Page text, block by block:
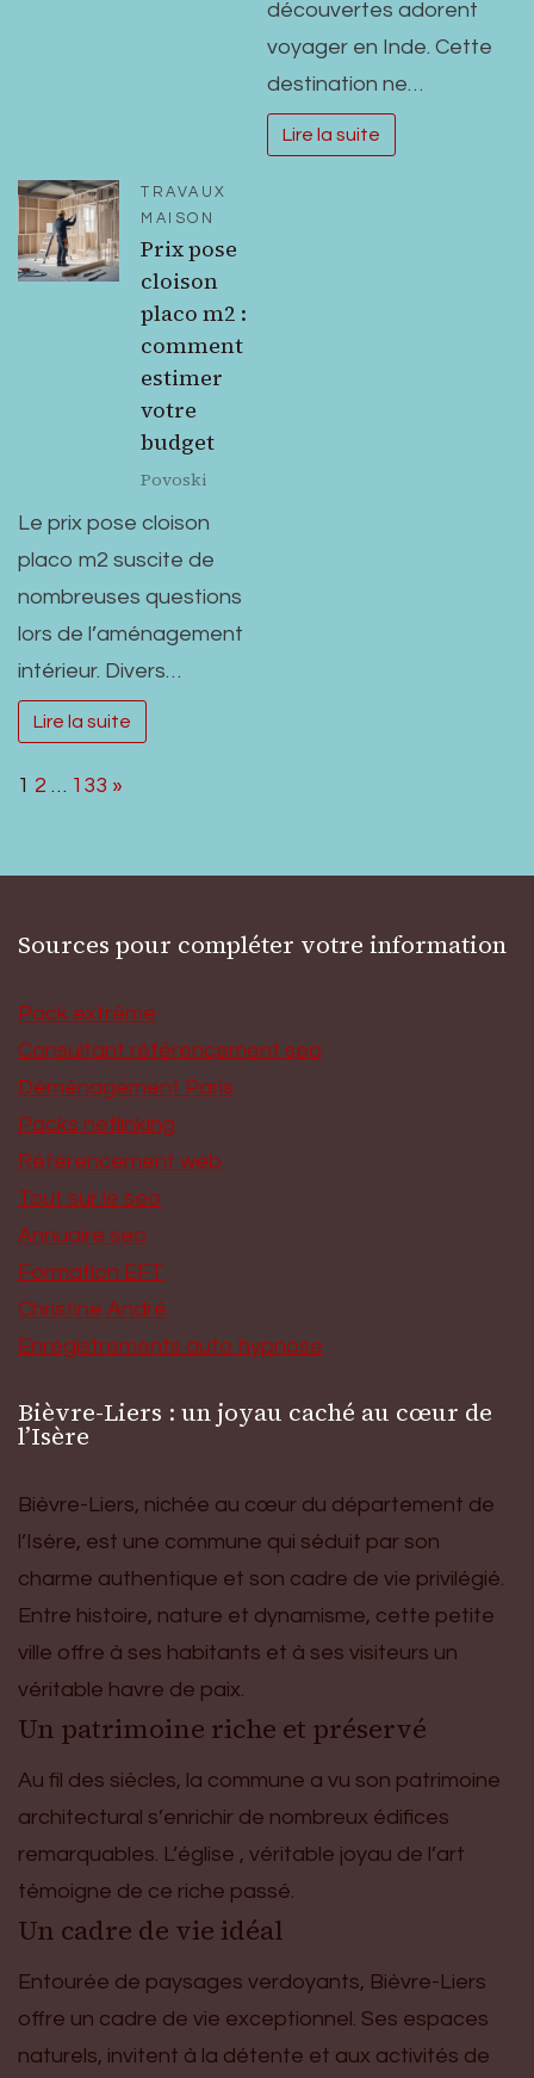
découvertes adorent
voyager en Inde. Cette
destination ne…
Lire la suite
TRAVAUX
MAISON
Prix pose
cloison
placo m2 :
comment
estimer
votre
budget
Povoski
Le prix pose cloison
placo m2 suscite de
nombreuses questions
lors de l’aménagement
intérieur. Divers…
Lire la suite
Page:
1 2 … 133 Next
»
Sources pour compléter votre information
Pack extrême
Consultant référencement seo
Déménagement Paris
Packs netlinking
Référencement web
Tout sur le seo
Annuaire seo
Formation EFT
Christine André
Enregistrements auto hypnose
Bièvre-Liers : un joyau caché au cœur de
l’Isère
Bièvre-Liers, nichée au cœur du département de
l’Isère, est une commune qui séduit par son
charme authentique et son cadre de vie privilégié.
Entre histoire, nature et dynamisme, cette petite
ville offre à ses habitants et à ses visiteurs un
véritable havre de paix.
Un patrimoine riche et préservé
Au fil des siècles, la commune a vu son patrimoine
architectural s’enrichir de nombreux édifices
remarquables. L’église , véritable joyau de l’art
témoigne de ce riche passé.
Un cadre de vie idéal
Entourée de paysages verdoyants, Bièvre-Liers
offre un cadre de vie exceptionnel. Ses espaces
naturels, invitent à la détente et aux activités de